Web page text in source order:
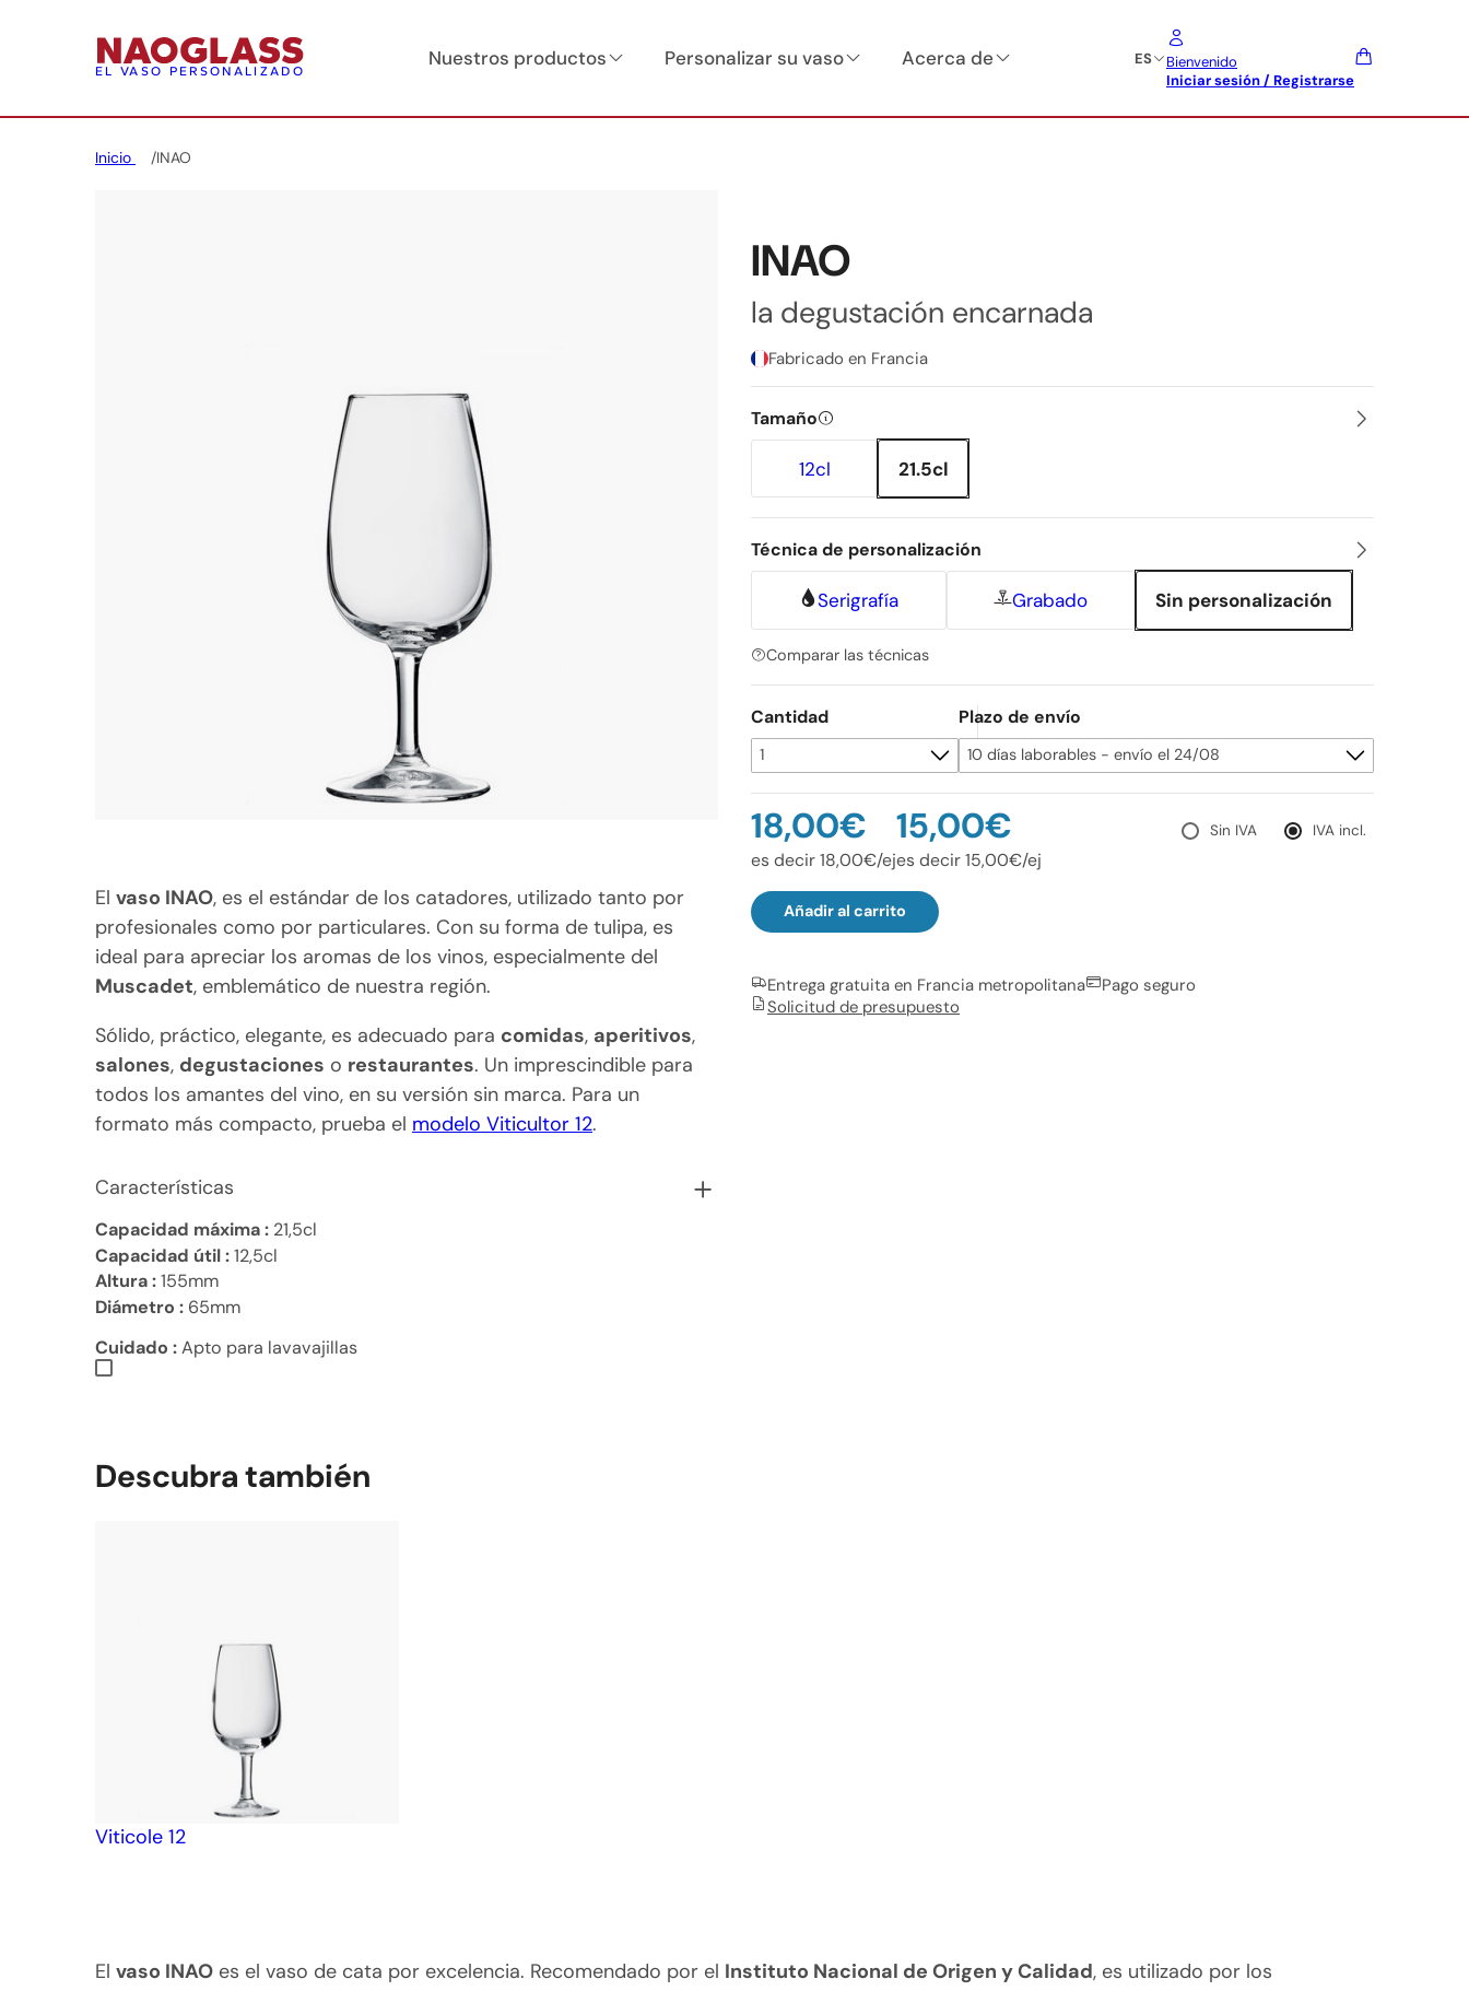
EL VASO PERSONALIZADO
Nuestros productos Personalizar su vaso Acerca de ES
Bienvenido
Iniciar sesión / Registrarse
Inicio INAO
INAO
la degustación encarnada
Fabricado en Francia
Tamaño
12cl 21.5cl
Técnica de personalización
Serigrafía Grabado Sin personalización
Comparar las técnicas
Cantidad Plazo de envío
Sin IVA IVA incl.
18,00€
es decir 18,00€/ej
15,00€
es decir 15,00€/ej
Añadir al carrito
Entrega gratuita en Francia metropolitana
Pago seguro
Solicitud de presupuesto
El vaso INAO, es el estándar de los catadores, utilizado tanto por
profesionales como por particulares. Con su forma de tulipa, es
ideal para apreciar los aromas de los vinos, especialmente del
Muscadet, emblemático de nuestra región.
Sólido, práctico, elegante, es adecuado para comidas, aperitivos,
salones, degustaciones o restaurantes. Un imprescindible para
todos los amantes del vino, en su versión sin marca. Para un
formato más compacto, prueba el modelo Viticultor 12.
Características
Capacidad máxima : 21,5cl
Capacidad útil :12,5cl
Altura :155mm
Diámetro : 65mm
Cuidado :Apto para lavavajillas
Descubra también
Viticole 12
El vaso INAO es el vaso de cata por excelencia. Recomendado por el Instituto Nacional de Origen y Calidad, es utilizado por los